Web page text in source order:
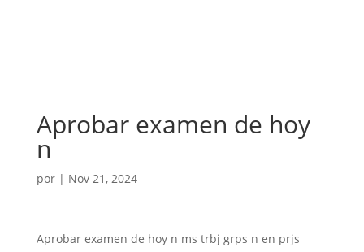
Aprobar examen de hoy
n
por | Nov 21, 2024
Aprobar examen de hoy n ms trbj grps n en prjs